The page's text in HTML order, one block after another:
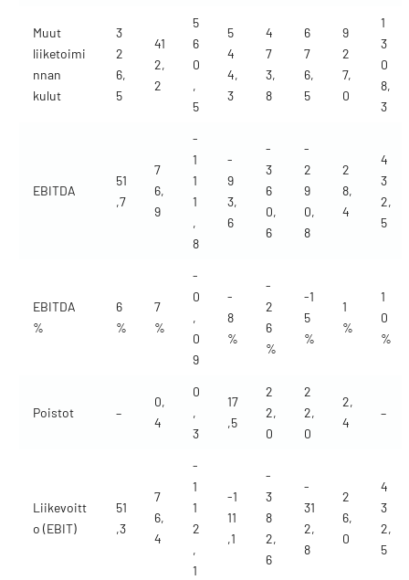
Muut
liiketoimi
nnan
kulut
3
2
6,
5
41
2,
2
5
6
0
,
5
5
4
4,
3
4
7
3,
8
6
7
6,
5
9
2
7,
0
1
3
0
8,
3
EBITDA
51
,7
7
6,
9
-
1
1
1
,
8
-
9
3,
6
-
3
6
0,
6
-
2
9
0,
8
2
8,
4
4
3
2,
5
EBITDA
%
6
%
7
%
-
0
,
0
9
-
8
%
-
2
6
%
-1
5
%
1
%
1
0
%
Poistot –
0,
4
0
,
3
17
,5
2
2,
0
2
2,
0
2,
4
–
Liikevoitt
o (EBIT)
51
,3
7
6,
4
-
1
1
2
,
1
-1
11
,1
-
3
8
2,
6
-
31
2,
8
2
6,
0
4
3
2,
5